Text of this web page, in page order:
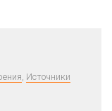
, Источники